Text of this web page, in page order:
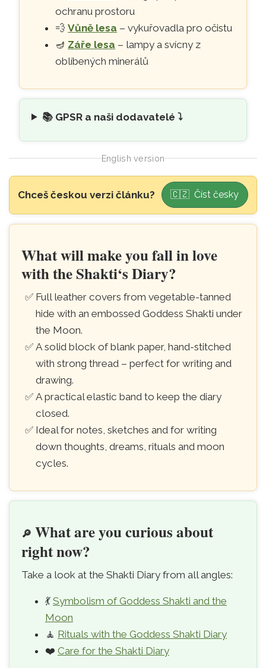
ochranu prostoru
💨Vůně lesa – vykuřovadla pro očistu
🪔 Záře lesa – lampy a svícny z
oblíbených minerálů
📚 GPSR a naši dodavatelé ⤵️
English version
Skip to main content
Chceš českou verzi článku? 🇨🇿 Číst česky
Leather notebook with Goddess
What will make you fall in love
with the Shakti‘s Diary?
Full leather covers from vegetable-tanned
hide with an embossed Goddess Shakti under
the Moon.
A solid block of blank paper, hand-stitched
with strong thread – perfect for writing and
drawing.
A practical elastic band to keep the diary
closed.
Ideal for notes, sketches and for writing
down thoughts, dreams, rituals and moon
cycles.
🔎 What are you curious about
right now?
Take a look at the Shakti Diary from all angles:
💃 Symbolism of Goddess Shakti and the
Moon
🧘 Rituals with the Goddess Shakti Diary
❤️ Care for the Shakti Diary